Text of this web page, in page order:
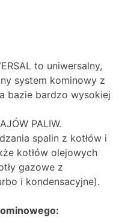
to uniwersalny,
system kominowy z
bazie bardzo wysokiej
PALIW.
spalin z kotłów i
kotłów olejowych
gazowe z
i kondensacyjne).